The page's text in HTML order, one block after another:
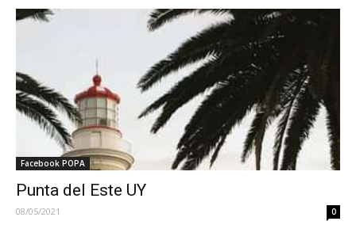
Facebook POPA
Punta del Este UY
08/05/2021 0